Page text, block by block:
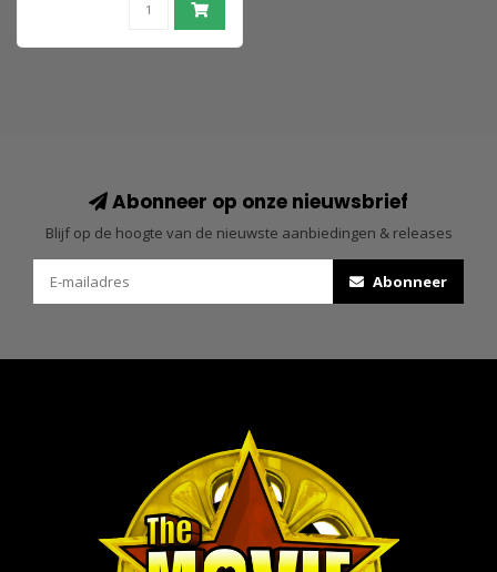
Abonneer op onze nieuwsbrief
Blijf op de hoogte van de nieuwste aanbiedingen & releases
Abonneer